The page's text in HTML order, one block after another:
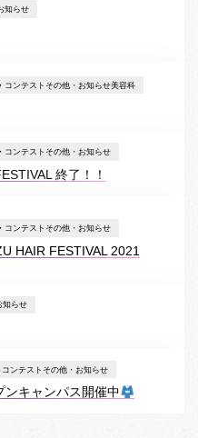
知らせ
コンテストその他・お知らせ美容科
コンテストその他・お知らせ
終了！！
コンテストその他・お知らせ
HAIR FESTIVAL 2021
知らせ
コンテストその他・お知らせ
ンキャンパス開催中